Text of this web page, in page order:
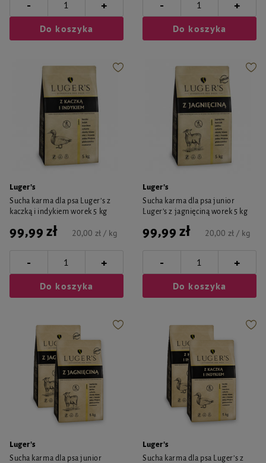
- +
Do koszyka
- +
Do koszyka
Luger's
Sucha karma dla psa Luger’s z
kaczką i indykiem worek 5 kg
99,99 zł 20,00 zł / kg
- +
Do koszyka
Luger's
Sucha karma dla psa junior
Luger’s z jagnięciną worek 5 kg
99,99 zł 20,00 zł / kg
- +
Do koszyka
Luger's
Sucha karma dla psa junior
Luger's
Sucha karma dla psa Luger’s z